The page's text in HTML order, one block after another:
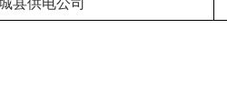
县供电公司